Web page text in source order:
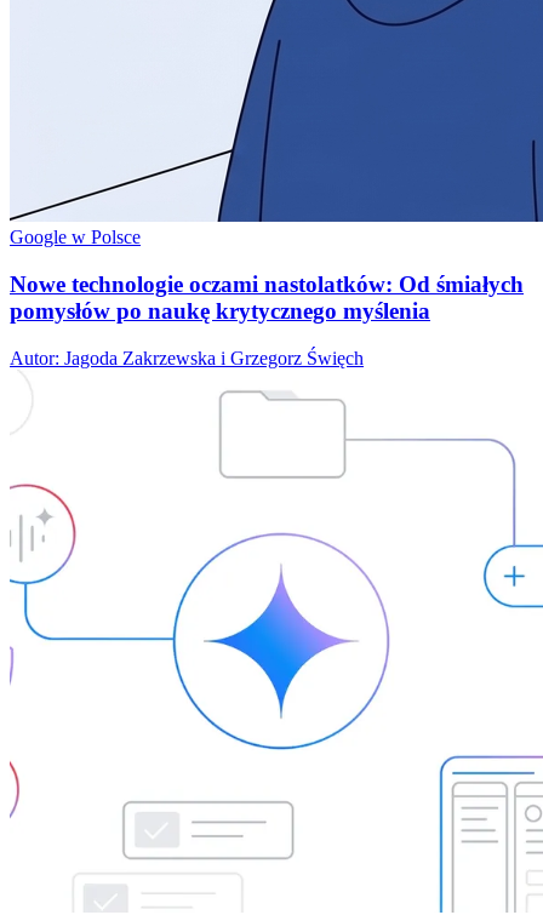
Google w Polsce
Nowe technologie oczami nastolatków: Od śmiałych
pomysłów po naukę krytycznego myślenia
Autor: Jagoda Zakrzewska i Grzegorz Święch